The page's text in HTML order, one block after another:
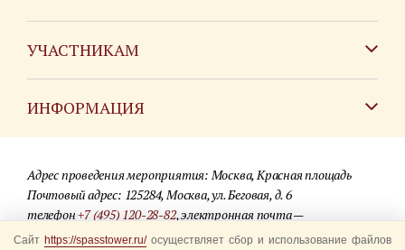
УЧАСТНИКАМ
ИНФОРМАЦИЯ
Для СМИ
Где купить билеты
Адрес проведения мероприятия: Москва, Красная площадь
Почтовый адрес: 125284, Москва, ул. Беговая, д. 6
телефон+7 (495) 120-28-82, электронная почта —
info@spasstower.ru
Сайт https://spasstower.ru/осуществляет сбор и использование файлов